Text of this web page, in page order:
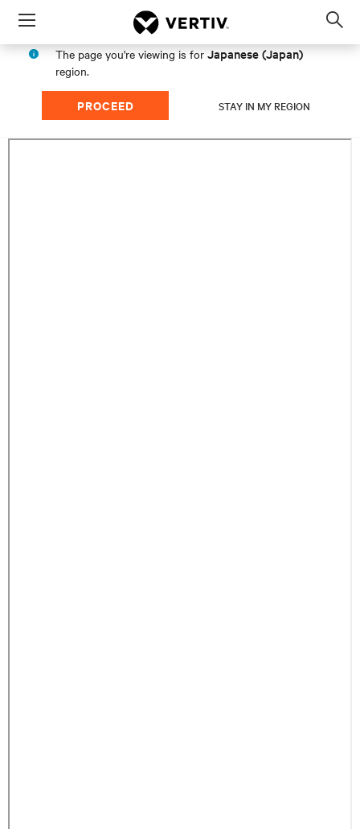
Menu
The page you're viewing is for Japanese (Japan)
region.
PROCEED STAY IN MY REGION